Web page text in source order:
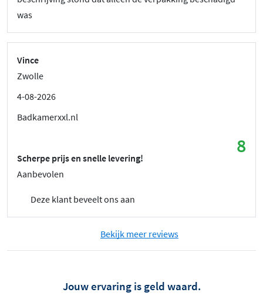
was
Vince
Zwolle
4-08-2026
Badkamerxxl.nl
8
Scherpe prijs en snelle levering!
Aanbevolen
Deze klant beveelt ons aan
Bekijk meer reviews
Jouw ervaring is geld waard.